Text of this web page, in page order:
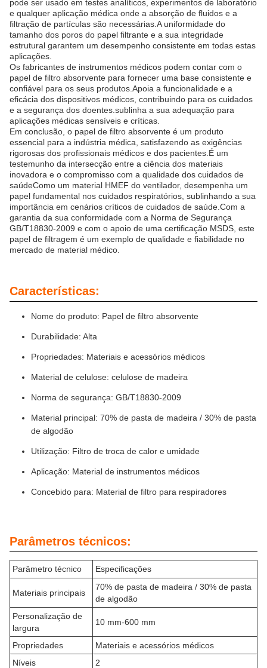
pode ser usado em testes analíticos, experimentos de laboratório
e qualquer aplicação médica onde a absorção de fluidos e a
filtração de partículas são necessárias.A uniformidade do
tamanho dos poros do papel filtrante e a sua integridade
estrutural garantem um desempenho consistente em todas estas
aplicações.
Os fabricantes de instrumentos médicos podem contar com o
papel de filtro absorvente para fornecer uma base consistente e
confiável para os seus produtos.Apoia a funcionalidade e a
eficácia dos dispositivos médicos, contribuindo para os cuidados
e a segurança dos doentes.sublinha a sua adequação para
aplicações médicas sensíveis e críticas.
Em conclusão, o papel de filtro absorvente é um produto
essencial para a indústria médica, satisfazendo as exigências
rigorosas dos profissionais médicos e dos pacientes.É um
testemunho da intersecção entre a ciência dos materiais
inovadora e o compromisso com a qualidade dos cuidados de
saúdeComo um material HMEF do ventilador, desempenha um
papel fundamental nos cuidados respiratórios, sublinhando a sua
importância em cenários críticos de cuidados de saúde.Com a
garantia da sua conformidade com a Norma de Segurança
GB/T18830-2009 e com o apoio de uma certificação MSDS, este
papel de filtragem é um exemplo de qualidade e fiabilidade no
mercado de material médico.
Características:
Nome do produto: Papel de filtro absorvente
Durabilidade: Alta
Propriedades: Materiais e acessórios médicos
Material de celulose: celulose de madeira
Norma de segurança: GB/T18830-2009
Material principal: 70% de pasta de madeira / 30% de pasta
de algodão
Utilização: Filtro de troca de calor e umidade
Aplicação: Material de instrumentos médicos
Concebido para: Material de filtro para respiradores
Parâmetros técnicos:
Parâmetro técnico Especificações
Materiais principais
70% de pasta de madeira / 30% de pasta
de algodão
Personalização de
largura
10 mm-600 mm
Propriedades
Materiais e acessórios médicos
Níveis
2